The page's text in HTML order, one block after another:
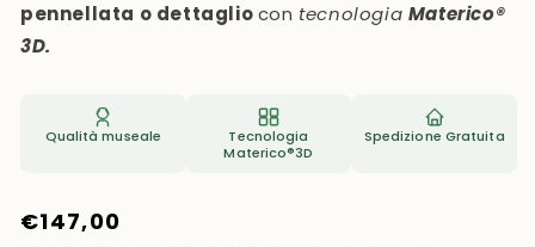
pennellata o dettagliocon tecnologia Materico®
3D.
Qualità museale
Tecnologia
Materico®3D
Spedizione Gratuita
Prezzo
€147,00